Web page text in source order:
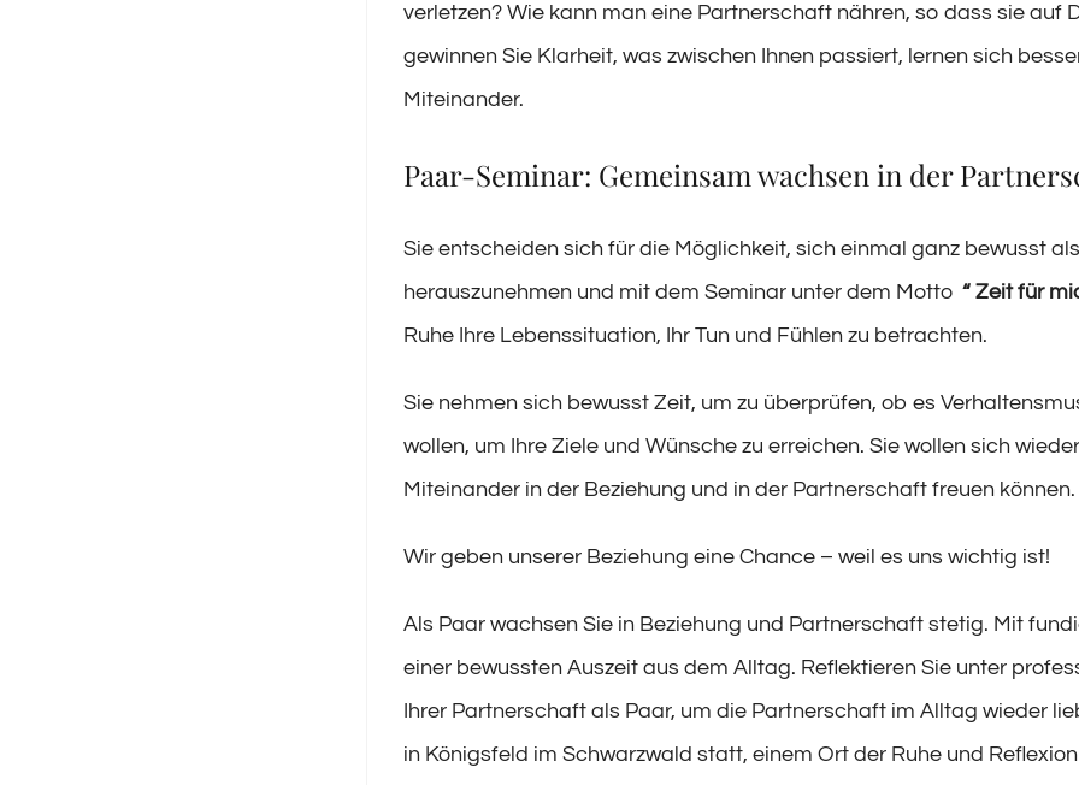
verletzen? Wie kann man eine Partnerschaft nähren, so dass sie auf
gewinnen Sie Klarheit, was zwischen Ihnen passiert, lernen sich
Miteinander.
Paar-Seminar: Gemeinsam wachsen in der
Sie entscheiden sich für die Möglichkeit, sich einmal ganz bewusst
herauszunehmen und mit dem Seminar unter dem Motto “ Zeit für
Ruhe Ihre Lebenssituation, Ihr Tun und Fühlen zu betrachten.
Sie nehmen sich bewusst Zeit, um zu überprüfen, ob es
wollen, um Ihre Ziele und Wünsche zu erreichen. Sie wollen sich
Miteinander in der Beziehung und in der Partnerschaft freuen können.
Wir geben unserer Beziehung eine Chance – weil es uns wichtig ist!
Als Paar wachsen Sie in Beziehung und Partnerschaft stetig. Mit
einer bewussten Auszeit aus dem Alltag. Reflektieren Sie unter
Ihrer Partnerschaft als Paar, um die Partnerschaft im Alltag wieder
in Königsfeld im Schwarzwald statt, einem Ort der Ruhe und